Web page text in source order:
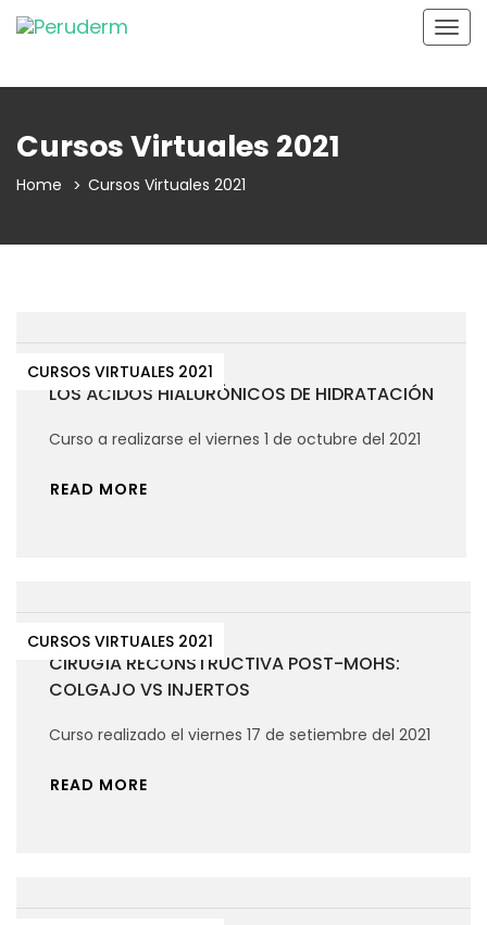
Cursos Virtuales 2021
Home Cursos Virtuales 2021
CURSOS VIRTUALES 2021
LOS ÁCIDOS HIALURÓNICOS DE HIDRATACIÓN
Curso a realizarse el viernes 1 de octubre del 2021
READ MORE
CURSOS VIRTUALES 2021
CIRUGÍA RECONSTRUCTIVA POST-MOHS:
COLGAJO VS INJERTOS
Curso realizado el viernes 17 de setiembre del 2021
READ MORE